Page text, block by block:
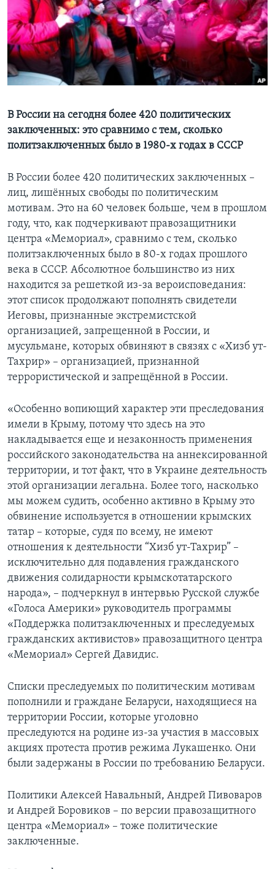
Learning English
СОЦИАЛЬНЫЕ СЕТИ
Языки
В России на сегодня более 420 политических
заключенных: это сравнимо с тем, сколько
политзаключенных было в 1980-х годах в СССР
В России более 420 политических заключенных –
лиц, лишённых свободы по политическим
мотивам. Это на 60 человек больше, чем в прошлом
году, что, как подчеркивают правозащитники
центра «Мемориал», сравнимо с тем, сколько
политзаключенных было в 80-х годах прошлого
века в СССР. Абсолютное большинство из них
находится за решеткой из-за вероисповeдания:
этот список продолжают пополнять свидетели
Иеговы, признанные экстремистской
организацией, запрещенной в России, и
мусульмане, которых обвиняют в связях с «Хизб ут-
Тахрир» – организацией, признанной
террористической и запрещённой в России.
«Особенно вопиющий характер эти преследования
имели в Крыму, потому что здесь на это
накладывается еще и незаконность применения
российского законодательства на аннексированной
территории, и тот факт, что в Украине деятельность
этой организации легальна. Более того, насколько
мы можем судить, особенно активно в Крыму это
обвинение используется в отношении крымских
татар – которые, судя по всему, не имеют
отношения к деятельности “Хизб ут-Тахрир” –
исключительно для подавления гражданского
движения солидарности крымскотатарского
народа», – подчеркнул в интервью Русской службе
«Голоса Америки» руководитель программы
«Поддержка политзаключенных и преследуемых
гражданских активистов» правозащитного центра
«Мемориал» Сергей Давидис.
Списки преследуемых по политическим мотивам
пополнили и граждане Беларуси, находящиеся на
территории России, которые уголовно
преследуются на родине из-за участия в массовых
акциях протеста против режима Лукашенко. Они
были задержаны в России по требованию Беларуси.
Политики Алексей Навальный, Андрей Пивоваров
и Андрей Боровиков – по версии правозащитного
центра «Мемориал» – тоже политические
заключенные.